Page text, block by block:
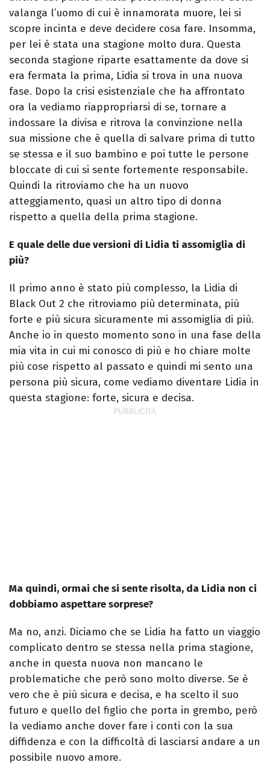
valanga l’uomo di cui è innamorata muore, lei si
scopre incinta e deve decidere cosa fare. Insomma,
per lei è stata una stagione molto dura. Questa
seconda stagione riparte esattamente da dove si
era fermata la prima, Lidia si trova in una nuova
fase. Dopo la crisi esistenziale che ha affrontato
ora la vediamo riappropriarsi di se, tornare a
indossare la divisa e ritrova la convinzione nella
sua missione che è quella di salvare prima di tutto
se stessa e il suo bambino e poi tutte le persone
bloccate di cui si sente fortemente responsabile.
Quindi la ritroviamo che ha un nuovo
atteggiamento, quasi un altro tipo di donna
rispetto a quella della prima stagione.
E quale delle due versioni di Lidia ti assomiglia di
più?
Il primo anno è stato più complesso, la Lidia di
Black Out 2 che ritroviamo più determinata, più
forte e più sicura sicuramente mi assomiglia di più.
Anche io in questo momento sono in una fase della
mia vita in cui mi conosco di più e ho chiare molte
più cose rispetto al passato e quindi mi sento una
persona più sicura, come vediamo diventare Lidia in
questa stagione: forte, sicura e decisa.
Ma quindi, ormai che si sente risolta, da Lidia non ci
dobbiamo aspettare sorprese?
Ma no, anzi. Diciamo che se Lidia ha fatto un viaggio
complicato dentro se stessa nella prima stagione,
anche in questa nuova non mancano le
problematiche che però sono molto diverse. Se è
vero che è più sicura e decisa, e ha scelto il suo
futuro e quello del figlio che porta in grembo, però
la vediamo anche dover fare i conti con la sua
diffidenza e con la difficoltà di lasciarsi andare a un
possibile nuovo amore.